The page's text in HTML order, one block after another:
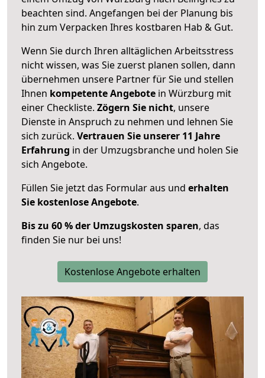
beachten sind. Angefangen bei der Planung bis
hin zum Verpacken Ihres kostbaren Hab & Gut.
Wenn Sie durch Ihren alltäglichen Arbeitsstress
nicht wissen, was Sie zuerst planen sollen, dann
übernehmen unsere Partner für Sie und stellen
Ihnen kompetente Angebote in Würzburg mit
einer Checkliste. Zögern Sie nicht, unsere
Dienste in Anspruch zu nehmen und lehnen Sie
sich zurück. Vertrauen Sie unserer 11 Jahre
Erfahrung in der Umzugsbranche und holen Sie
sich Angebote.
Füllen Sie jetzt das Formular aus und erhalten
Sie kostenlose Angebote.
Bis zu 60 % der Umzugskosten sparen, das
finden Sie nur bei uns!
Kostenlose Angebote erhalten